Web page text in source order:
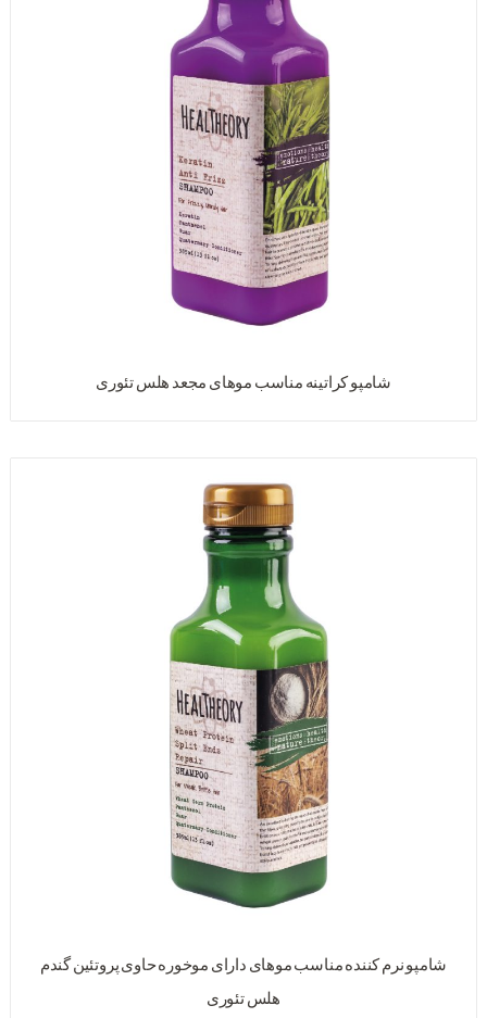
شامپو کراتینه مناسب موهای مجعد هلس تئوری
شامپو نرم کننده مناسب موهای دارای موخوره حاوی پروتئین گندم
هلس تئوری